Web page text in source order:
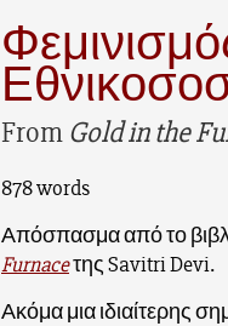
From Gold in the
878 words
Απόσπασμα από το
Furnaceτης Savitri Devi.
Ακόμα μια ιδιαίτερης